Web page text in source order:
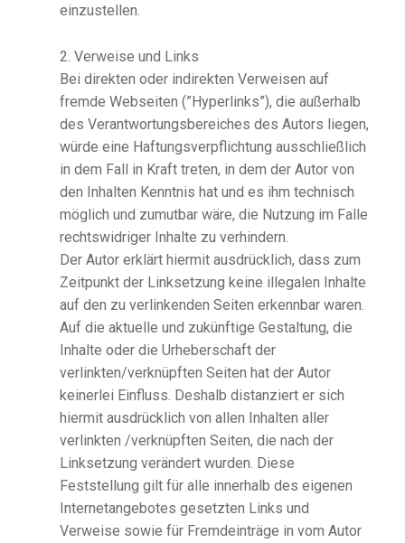
einzustellen.
2. Verweise und Links
Bei direkten oder indirekten Verweisen auf
fremde Webseiten (”Hyperlinks”), die außerhalb
des Verantwortungsbereiches des Autors liegen,
würde eine Haftungsverpflichtung ausschließlich
in dem Fall in Kraft treten, in dem der Autor von
den Inhalten Kenntnis hat und es ihm technisch
möglich und zumutbar wäre, die Nutzung im Falle
rechtswidriger Inhalte zu verhindern.
Der Autor erklärt hiermit ausdrücklich, dass zum
Zeitpunkt der Linksetzung keine illegalen Inhalte
auf den zu verlinkenden Seiten erkennbar waren.
Auf die aktuelle und zukünftige Gestaltung, die
Inhalte oder die Urheberschaft der
verlinkten/verknüpften Seiten hat der Autor
keinerlei Einfluss. Deshalb distanziert er sich
hiermit ausdrücklich von allen Inhalten aller
verlinkten /verknüpften Seiten, die nach der
Linksetzung verändert wurden. Diese
Feststellung gilt für alle innerhalb des eigenen
Internetangebotes gesetzten Links und
Verweise sowie für Fremdeinträge in vom Autor